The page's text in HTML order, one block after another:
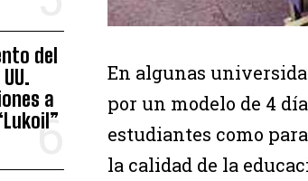
del
a
En algunas
por un modelo de 4
estudiantes como
la calidad de la